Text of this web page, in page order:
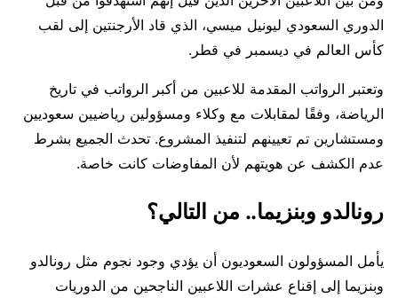
الدوري السعودي ليونيل ميسي، الذي قاد الأرجنتين إلى لقب
كأس العالم في ديسمبر في قطر.
وتعتبر الرواتب المقدمة للاعبين من أكبر الرواتب في تاريخ
الرياضة، وفقًا لمقابلات مع وكلاء ومسؤولين رياضيين سعوديين
ومستشارين تم تعيينهم لتنفيذ المشروع. تحدث الجميع بشرط
عدم الكشف عن هويتهم لأن المفاوضات كانت خاصة.
رونالدو وبنزيما.. من التالي؟
يأمل المسؤولون السعوديون أن يؤدي وجود نجوم مثل رونالدو
وبنزيما إلى إقناع عشرات اللاعبين الناجحين من الدوريات